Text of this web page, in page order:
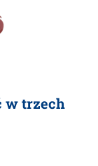
w trzech